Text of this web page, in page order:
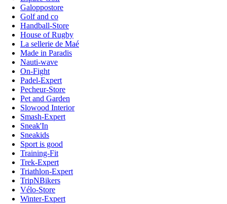
Galoppostore
Golf and co
Handball-Store
House of Rugby
La sellerie de Maé
Made in Paradis
Nauti-wave
On-Fight
Padel-Expert
Pecheur-Store
Pet and Garden
Slowood Interior
Smash-Expert
Sneak'In
Sneakids
Sport is good
Training-Fit
Trek-Expert
Triathlon-Expert
TripNBikers
Vélo-Store
Winter-Expert